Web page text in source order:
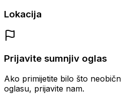
Lokacija
Prijavite sumnjiv oglas
Ako primijetite bilo što
oglasu, prijavite nam.